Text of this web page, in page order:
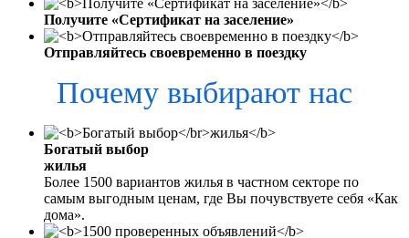
Получите «Сертификат на заселение»
Отправляйтесь своевременно в поездку
Почему выбирают нас
Богатый выбор
жилья
Более 1500 вариантов жилья в частном секторе по
самым выгодным ценам, где Вы почувствуете себя «Как
дома».